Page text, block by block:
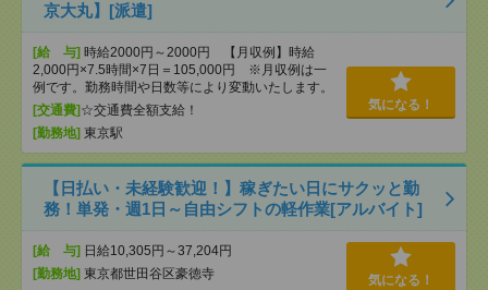
京大丸】[派遣]
[給 与] 時給2000円～2000円 【月収例】時給
2,000円×7.5時間×7日＝105,000円 ※月収例は一
例です。勤務時間や日数等により変動いたします。
[交通費] ☆交通費全額支給！
[勤務地] 東京駅
気になる！
【日払い・未経験歓迎！】稼ぎたい日にサクッと勤
務！単発・週1日～自由シフトの軽作業[アルバイト]
[給 与] 日給10,305円～37,204円
[勤務地] 東京都世田谷区豪徳寺 気になる！